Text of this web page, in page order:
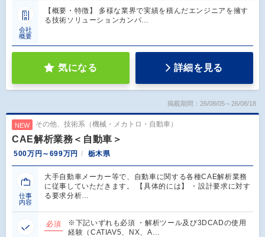
会社
概要
【概要・特徴】 多様な業界で実績を積んだエンジニアを擁す
る技術ソリューションカンパ…
気になる 詳細を見る
掲載期間：26/08/05～26/08/18
NEW その他、技術系（機械・メカトロ・自動車）
CAE解析業務＜自動車＞
500万円～699万円 栃木県
仕事
内容
大手自動車メーカー等で、自動車に関する各種CAE解析業務
に従事していただきます。 【具体的には】 ・設計要求に対す
る要求分析…
必須
※下記いずれも必須 ・解析ツール及び3DCADの使用
経験（CATIAV5、NX、A…